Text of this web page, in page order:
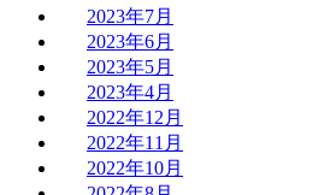
2023年7月
2023年6月
2023年5月
2023年4月
2022年12月
2022年11月
2022年10月